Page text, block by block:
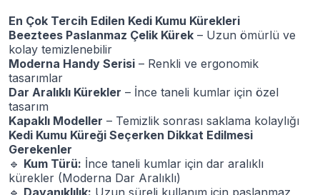
En Çok Tercih Edilen Kedi Kumu Kürekleri
Beeztees Paslanmaz Çelik Kürek – Uzun ömürlü ve
kolay temizlenebilir
Moderna Handy Serisi – Renkli ve ergonomik
tasarımlar
Dar Aralıklı Kürekler – İnce taneli kumlar için özel
tasarım
Kapaklı Modeller – Temizlik sonrası saklama kolaylığı
Kedi Kumu Küreği Seçerken Dikkat Edilmesi
Gerekenler
🔹 Kum Türü: İnce taneli kumlar için dar aralıklı
kürekler (Moderna Dar Aralıklı)
🔹 Dayanıklılık: Uzun süreli kullanım için paslanmaz